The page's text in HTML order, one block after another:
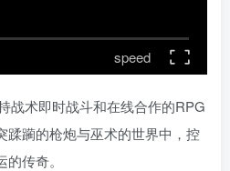
speed
战术即时战斗和在线合作的RPG
蹂躏的枪炮与巫术的世界中，控
传奇。